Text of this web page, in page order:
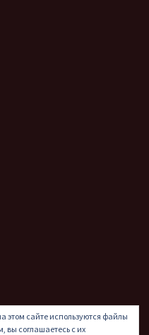
этом сайте используются файлы
вы соглашаетесь с их